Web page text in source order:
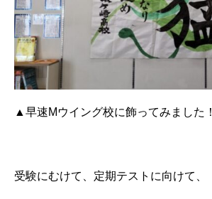
▲早速Mウイング校に飾ってみました！
受験にむけて、定期テストに向けて、